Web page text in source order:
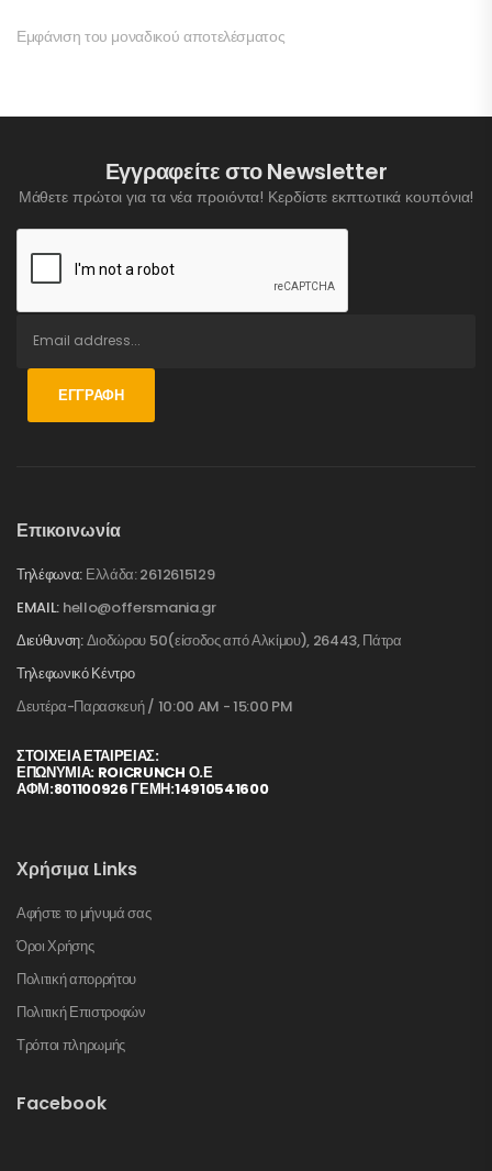
Εμφάνιση του μοναδικού αποτελέσματος
Εγγραφείτε στο Newsletter
Μάθετε πρώτοι για τα νέα προιόντα! Κερδίστε εκπτωτικά κουπόνια!
ΕΓΓΡΑΦΉ
Επικοινωνία
Τηλέφωνα: Ελλάδα: 2612615129
EMAIL: hello@offersmania.gr
Διεύθυνση:Διοδώρου 50(είσοδος από Αλκίμου), 26443, Πάτρα
Τηλεφωνικό Κέντρο
Δευτέρα-Παρασκευή / 10:00 AM - 15:00 PM
ΣΤΟΙΧΕΊΑ ΕΤΑΙΡΕΊΑΣ:
ΕΠΩΝΥΜΙΑ: ROICRUNCH Ο.Ε
ΑΦΜ:801100926 ΓΕΜΗ:14910541600
Χρήσιμα Links
Αφήστε το μήνυμά σας
Όροι Χρήσης
Πολιτική απορρήτου
Πολιτική Επιστροφών
Τρόποι πληρωμής
Facebook